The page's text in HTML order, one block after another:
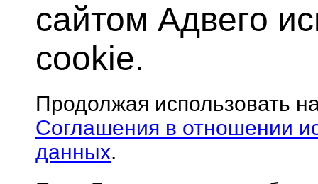
сайтом Адвего
cookie.
Продолжая использовать
Соглашения в отношении
данных.